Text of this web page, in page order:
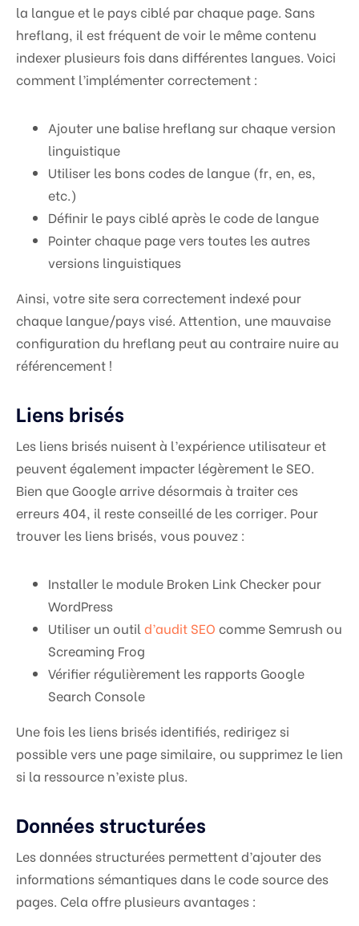
la langue et le pays ciblé par chaque page. Sans
hreflang, il est fréquent de voir le même contenu
indexer plusieurs fois dans différentes langues. Voici
comment l’implémenter correctement :
Ajouter une balise hreflang sur chaque version
linguistique
Utiliser les bons codes de langue (fr, en, es,
etc.)
Définir le pays ciblé après le code de langue
Pointer chaque page vers toutes les autres
versions linguistiques
Ainsi, votre site sera correctement indexé pour
chaque langue/pays visé. Attention, une mauvaise
configuration du hreflang peut au contraire nuire au
référencement !
Liens brisés
Les liens brisés nuisent à l’expérience utilisateur et
peuvent également impacter légèrement le SEO.
Bien que Google arrive désormais à traiter ces
erreurs 404, il reste conseillé de les corriger. Pour
trouver les liens brisés, vous pouvez :
Installer le module Broken Link Checker pour
WordPress
Utiliser un outil d’audit SEO comme Semrush ou
Screaming Frog
Vérifier régulièrement les rapports Google
Search Console
Une fois les liens brisés identifiés, redirigez si
possible vers une page similaire, ou supprimez le lien
si la ressource n’existe plus.
Données structurées
Les données structurées permettent d’ajouter des
informations sémantiques dans le code source des
pages. Cela offre plusieurs avantages :